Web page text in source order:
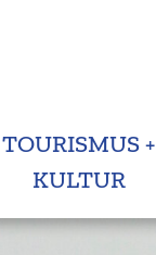
TOURISMUS +
KULTUR